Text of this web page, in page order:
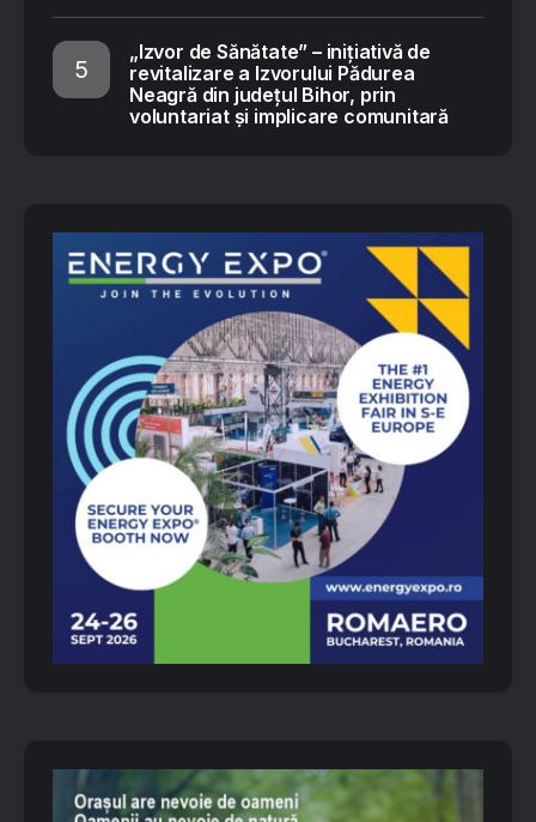
„Izvor de Sănătate” – inițiativă de
revitalizare a Izvorului Pădurea
Neagră din județul Bihor, prin
voluntariat și implicare comunitară